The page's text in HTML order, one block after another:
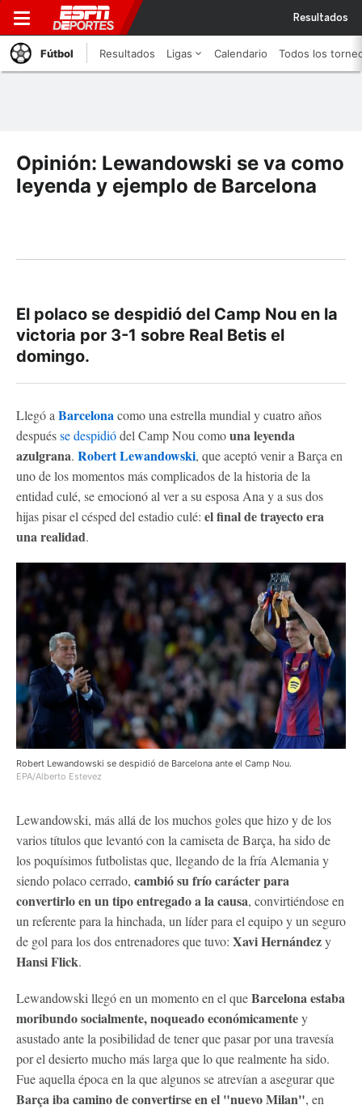
Resultados
Fútbol Resultados Ligas Calendario Todos los
Opinión: Lewandowski se va como
leyenda y ejemplo de Barcelona
El polaco se despidió del Camp Nou en la
victoria por 3-1 sobre Real Betis el
domingo.
Llegó a Barcelonacomo una estrella mundial y cuatro años
despuésse despidiódel Camp Nou comouna leyenda
azulgrana. Robert Lewandowski, que aceptó venir a Barça en
uno de los momentos más complicados de la historia de la
entidad culé, se emocionó al ver a su esposa Ana y a sus dos
hijas pisar el césped del estadio culé: el final de trayecto era
una realidad.
Robert Lewandowski se despidió de Barcelona ante el Camp Nou.
EPA/Alberto Estevez
Lewandowski, más allá de los muchos goles que hizo y de los
varios títulos que levantó con la camiseta de Barça, ha sido de
los poquísimos futbolistas que, llegando de la fría Alemania y
siendo polaco cerrado, cambió su frío carácter para
convertirlo en un tipo entregado a la causa, convirtiéndose en
un referente para la hinchada, un líder para el equipo y un seguro
de gol para los dos entrenadores que tuvo: Xavi Hernándezy
Hansi Flick.
Lewandowski llegó en un momento en el queBarcelona estaba
moribundo socialmente, noqueado económicamentey
asustado ante la posibilidad de tener que pasar por una travesía
por el desierto mucho más larga que lo que realmente ha sido.
Fue aquella época en la que algunos se atrevían a asegurar que
Barça iba camino de convertirse en el "nuevo Milan", en